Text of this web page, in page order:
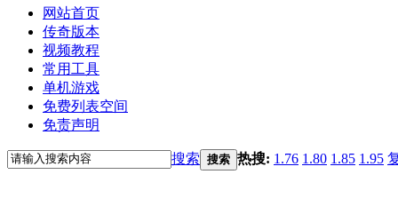
网站首页
传奇版本
视频教程
常用工具
单机游戏
免费列表空间
免责声明
搜索 搜索 热搜: 1.76 1.80 1.85 1.95